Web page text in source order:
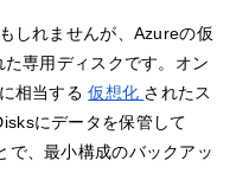
しれませんが、Azureの仮
専用ディスクです。オン
相当する仮想化 されたス
にデータを保管して
で、最小構成のバックアッ